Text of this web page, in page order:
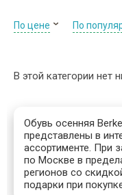
По цене По
В этой категории нет
Обувь осенняя
представлены в
ассортименте. При
по Москве в
регионов со
подарки при